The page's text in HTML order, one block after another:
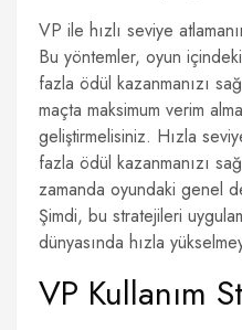
VP ile hızlı seviye
Bu yöntemler, oyun
fazla ödül kazanmanızı
maçta maksimum verim
geliştirmelisiniz. Hızla
fazla ödül kazanmanızı
zamanda oyundaki genel
Şimdi, bu stratejileri
dünyasında hızla
VP Kullanım